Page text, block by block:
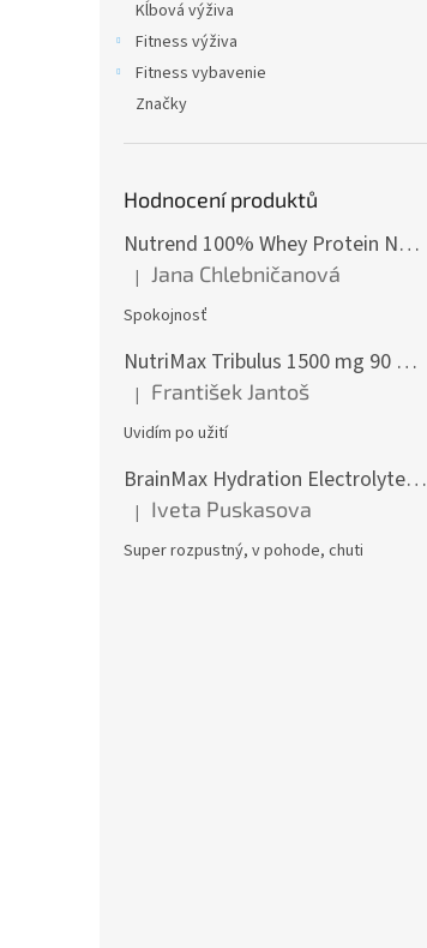
Kĺbová výživa
Fitness výživa
Fitness vybavenie
Značky
Hodnocení produktů
Nutrend 100% Whey Protein NEW 2250 g
Hodnotenie produktu je 5 z 5 hviezdičiek.
| Jana Chlebničanová
Spokojnosť
NutriMax Tribulus 1500 mg 90 %, Kotvičník, Extra silný, 90 tablet
Hodnotenie produktu je 5 z 5 hviezdičiek.
| František Jantoš
Uvidím po užití
BrainMax Hydration Electrolytes, Hydratační elektrolyty, Citrón, 300 g
Hodnotenie produktu je 5 z 5 hviezdičiek.
| Iveta Puskasova
Super rozpustný, v pohode, chuti